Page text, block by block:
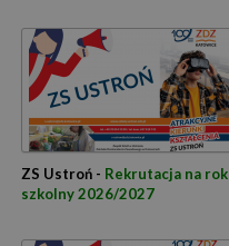
ZS Ustroń - Rekrutacja na rok
szkolny 2026/2027